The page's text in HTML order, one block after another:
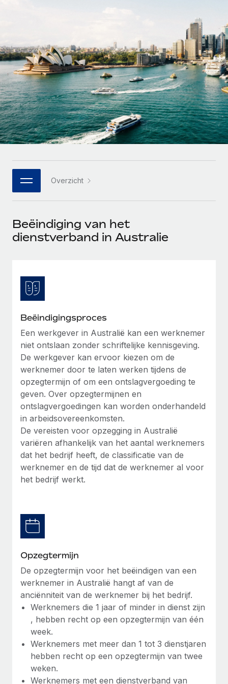
INFRASTRUCTUUR
Remote Embedded
HR naadloos in workflows integreren
Platform
Ingebouwde essentiële HR-functies voor je team
Integraties
DIENSTEN
Achtergrondonderzoek
Vereenvoudig het screeningsproces van
Compliance Watchtower
Blijf compliance-risico's voor
Apparaatbeheer
Lever en track wereldwijd IT-middelen
Entiteiten oprichten
Stel snel compliant entiteiten op
Mobiliteit en overplaatsing
Plaats werknemers moeiteloos over
Secundaire arbeidsvoorwaarden
Eenvoudig secundaire arbeidsvoorwaarden
Start-ups
Flexibele global HR en payroll solutions voor groeiende
bedrijven
Mid-market
Teams uitbreiden met HR solutions op maat
Enterprise
Global HR voor grote bedrijven
WERK MET ONS SAMEN
Strategische technologiepartners
Een partner worden
Ontdek hoe je met ons kunt samenwerken
Betalingscalculator voor zzp'ers
LEREN MET REMOTE
Onderzoek en gidsen
Casestudy's
HR-woordenlijst
Checklists en templates
Webinars
Newsroom
Support
BLOG
Global Payroll
EOR en PEO
Contractor Management
Belastingen
Naar de blog
BLOG
Het blijft de missie van Remote om alle soorten bedrijven
te helpen bij het aannemen, beheren en...
Meer informatie
Hoe Phiture 55 werknemers in 19 landen
beheert met Remote
Phiture, een toonaangevende leider in de wereldwijde
mobiele groeiadviessector, zet zich sinds 2016...
Meer informatie
Français
Deutsch
Español
Italiano
Português (Portugal)
日本語
한국어
Overzicht
Beëindiging van het
dienstverband in Australie
Beëindigingsproces
Een werkgever in Australië kan een werknemer
niet ontslaan zonder schriftelijke kennisgeving.
De werkgever kan ervoor kiezen om de
werknemer door te laten werken tijdens de
opzegtermijn of om een ontslagvergoeding te
geven. Over opzegtermijnen en
ontslagvergoedingen kan worden onderhandeld
in arbeidsovereenkomsten.
De vereisten voor opzegging in Australië
variëren afhankelijk van het aantal werknemers
dat het bedrijf heeft, de classificatie van de
werknemer en de tijd dat de werknemer al voor
het bedrijf werkt.
Opzegtermijn
De opzegtermijn voor het beëindigen van een
werknemer in Australië hangt af van de
anciënniteit van de werknemer bij het bedrijf.
Werknemers die 1 jaar of minder in dienst zijn
, hebben recht op een opzegtermijn van één
week.
Werknemers met meer dan 1 tot 3 dienstjaren
hebben recht op een opzegtermijn van twee
weken.
Werknemers met een dienstverband van